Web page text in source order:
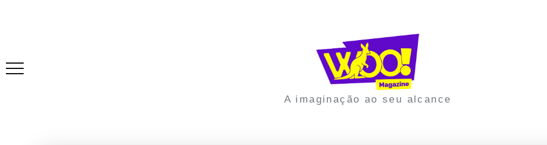
A imaginação ao seu alcance